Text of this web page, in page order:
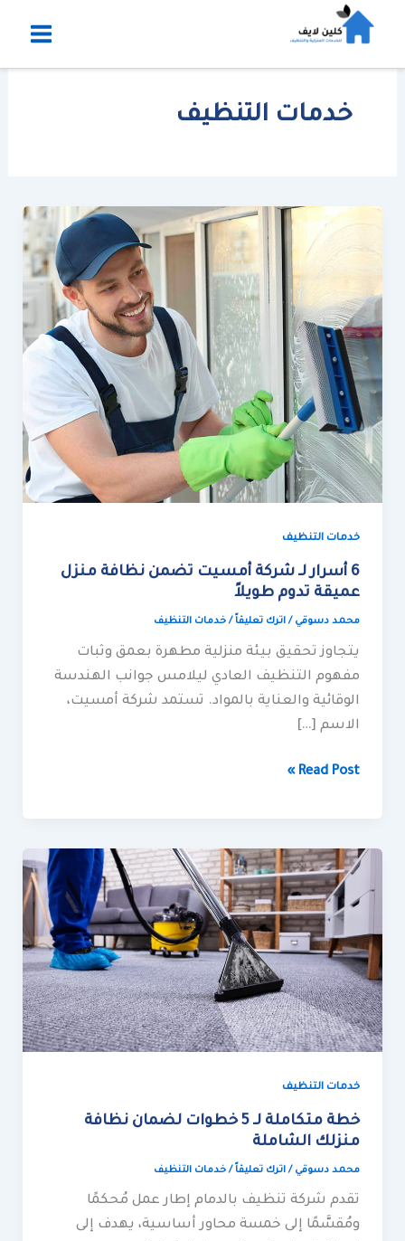
خدمات التنظيف
خدمات التنظيف
6 أسرار لـ شركة أمسيت تضمن نظافة منزل
عميقة تدوم طويلاً
محمد دسوقي /اترك تعليقاً /خدمات التنظيف
يتجاوز تحقيق بيئة منزلية مطهرة بعمق وثبات
مفهوم التنظيف العادي ليلامس جوانب الهندسة
الوقائية والعناية بالمواد. تستمد شركة أمسيت،
الاسم […]
شركة
أمسيت
تضمن
نظافة
منزل
عميقة
تدوم
طويلاً
Read Post »
خدمات التنظيف
خطة متكاملة لـ 5 خطوات لضمان نظافة
منزلك الشاملة
محمد دسوقي /اترك تعليقاً /خدمات التنظيف
تقدم شركة تنظيف بالدمام إطار عمل مُحكمًا
ومُقسَّمًا إلى خمسة محاور أساسية، يهدف إلى
خطة
متكاملة
لـ
5
خطوات
لضمان
نظافة
منزلك
الشاملة